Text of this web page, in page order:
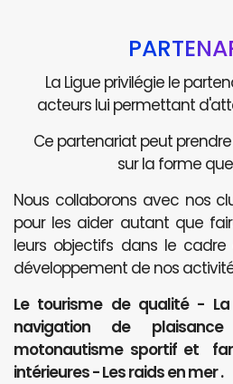
La Ligue privilégie le
acteurs lui permettant
Ce partenariat peut
sur la forme
Nous collaborons avec nos
pour les aider autant que
leurs objectifs dans le
développement de nos
Le tourisme de qualité -
navigation de
motonautisme sportif et
intérieures - Les raids en mer .